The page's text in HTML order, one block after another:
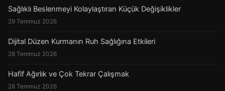
Sağlıklı Beslenmeyi Kolaylaştıran Küçük Değişiklikler
29 Temmuz 2026
Dijital Düzen Kurmanın Ruh Sağlığına Etkileri
28 Temmuz 2026
Hafif Ağırlık ve Çok Tekrar Çalışmak
28 Temmuz 2026